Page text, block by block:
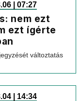
| 07:27
nem ezt
ezt ígérte
változtatás
| 14:34